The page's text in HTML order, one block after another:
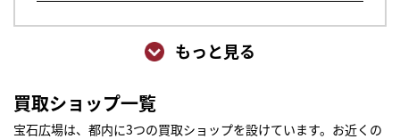
もっと見る
買取ショップ一覧
宝石広場は、都内に3つの買取ショップを設けています。お近くの